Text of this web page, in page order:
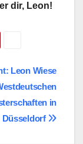
dir, Leon!
Leon Wiese
in
Düsseldorf